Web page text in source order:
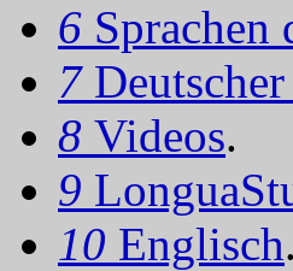
6 Sprachen
7
8 Videos.
9
10 Englisch.